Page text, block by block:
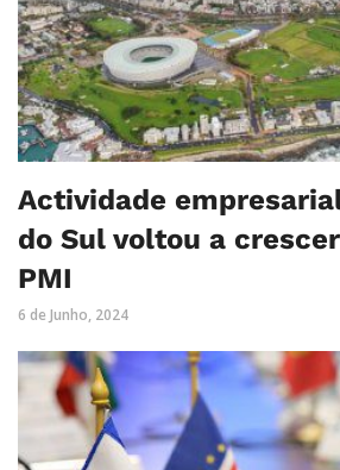
Actividade
do Sul voltou a
PMI
6 de Junho, 2024